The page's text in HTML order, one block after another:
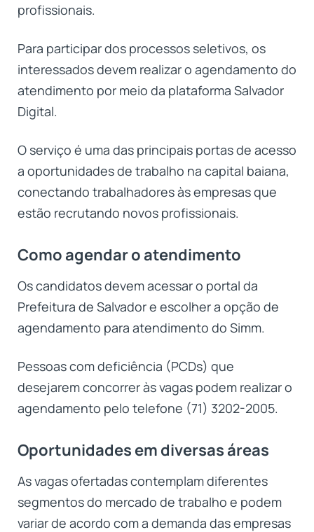
profissionais.
Para participar dos processos seletivos, os
interessados devem realizar o agendamento do
atendimento por meio da plataforma Salvador
Digital.
O serviço é uma das principais portas de acesso
a oportunidades de trabalho na capital baiana,
conectando trabalhadores às empresas que
estão recrutando novos profissionais.
Como agendar o atendimento
Os candidatos devem acessar o portal da
Prefeitura de Salvador e escolher a opção de
agendamento para atendimento do Simm.
Pessoas com deficiência (PCDs) que
desejarem concorrer às vagas podem realizar o
agendamento pelo telefone (71) 3202-2005.
Oportunidades em diversas áreas
As vagas ofertadas contemplam diferentes
segmentos do mercado de trabalho e podem
variar de acordo com a demanda das empresas